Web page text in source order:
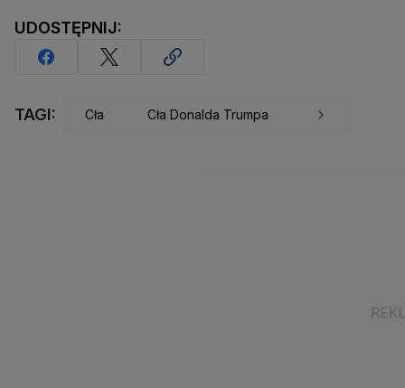
UDOSTĘPNIJ:
TAGI: Cła Cła Donalda Trumpa